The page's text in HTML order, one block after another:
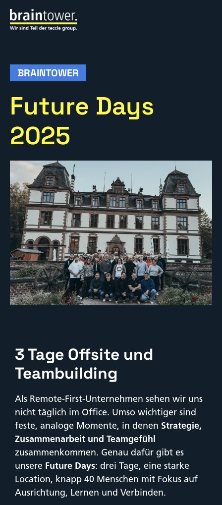
BRAINTOWER
Future Days
2025
3 Tage Offsite und
Teambuilding
Als Remote-First-Unternehmen sehen wir uns
nicht täglich im Office. Umso wichtiger sind
feste, analoge Momente, in denen Strategie,
Zusammenarbeit und Teamgefühl
zusammenkommen. Genau dafür gibt es
unsere Future Days: drei Tage, eine starke
Location, knapp 40 Menschen mit Fokus auf
Ausrichtung, Lernen und Verbinden.